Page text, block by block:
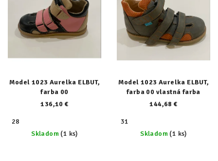
Model 1023 Aurelka ELBUT,
farba 00
136,10 €
28
Skladom (1 ks)
Model 1023 Aurelka ELBUT,
farba 00 vlastná farba
144,68 €
31
Skladom (1 ks)